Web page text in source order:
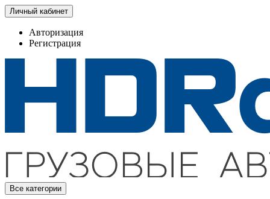
Личный кабинет
Авторизация
Регистрация
Все категории